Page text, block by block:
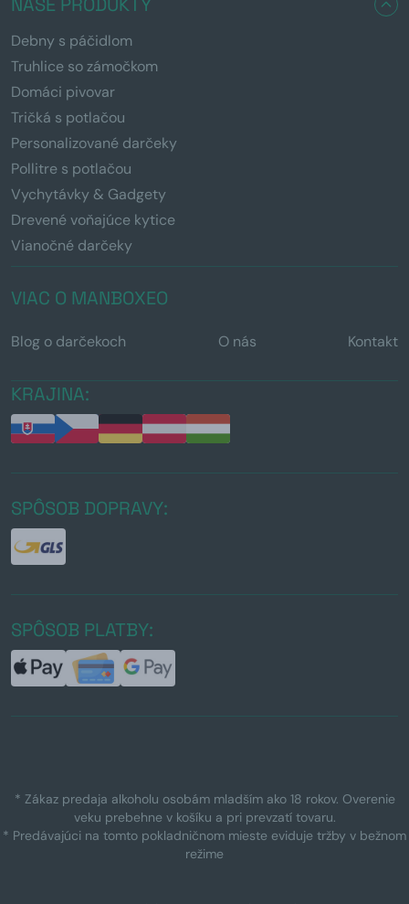
Debny s páčidlom
Truhlice so zámočkom
Domáci pivovar
Tričká s potlačou
Personalizované darčeky
Pollitre s potlačou
Vychytávky & Gadgety
Drevené voňajúce kytice
Vianočné darčeky
VIAC O MANBOXEO
Blog o darčekoch O nás Kontakt
KRAJINA:
SPÔSOB DOPRAVY:
SPÔSOB PLATBY:
* Zákaz predaja alkoholu osobám mladším ako 18 rokov. Overenie
veku prebehne v košíku a pri prevzatí tovaru.
* Predávajúci na tomto pokladničnom mieste eviduje tržby v bežnom
režime